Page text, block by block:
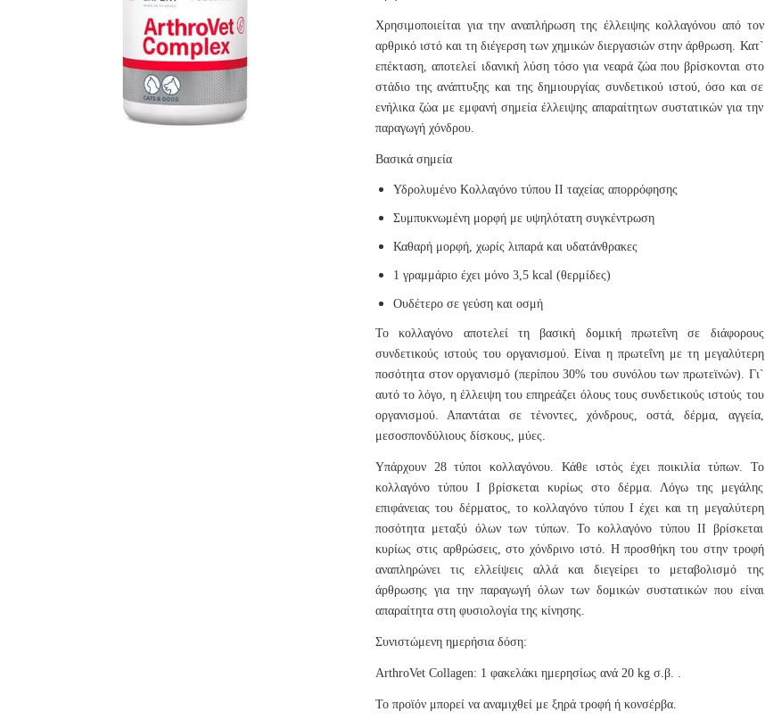
Χρησιμοποιείται για την αναπλήρωση της έλλειψης κολλαγόνου από τον
αρθρικό ιστό και τη διέγερση των χημικών διεργασιών στην άρθρωση. Κατ`
επέκταση, αποτελεί ιδανική λύση τόσο για νεαρά ζώα που βρίσκονται στο
στάδιο της ανάπτυξης και της δημιουργίας συνδετικού ιστού, όσο και σε
ενήλικα ζώα με εμφανή σημεία έλλειψης απαραίτητων συστατικών για την
παραγωγή χόνδρου.
Βασικά σημεία
Υδρολυμένο Κολλαγόνο τύπου ΙΙ ταχείας απορρόφησης
Συμπυκνωμένη μορφή με υψηλότατη συγκέντρωση
Καθαρή μορφή, χωρίς λιπαρά και υδατάνθρακες
1 γραμμάριο έχει μόνο 3,5 kcal (θερμίδες)
Ουδέτερο σε γεύση και οσμή
Το κολλαγόνο αποτελεί τη βασική δομική πρωτεΐνη σε διάφορους
συνδετικούς ιστούς του οργανισμού. Είναι η πρωτεΐνη με τη μεγαλύτερη
ποσότητα στον οργανισμό (περίπου 30% του συνόλου των πρωτεϊνών). Γι`
αυτό το λόγο, η έλλειψη του επηρεάζει όλους τους συνδετικούς ιστούς του
οργανισμού. Απαντάται σε τένοντες, χόνδρους, οστά, δέρμα, αγγεία,
μεσοσπονδύλιους δίσκους, μύες.
Υπάρχουν 28 τύποι κολλαγόνου. Κάθε ιστός έχει ποικιλία τύπων. Το
κολλαγόνο τύπου Ι βρίσκεται κυρίως στο δέρμα. Λόγω της μεγάλης
επιφάνειας του δέρματος, το κολλαγόνο τύπου Ι έχει και τη μεγαλύτερη
ποσότητα μεταξύ όλων των τύπων. Το κολλαγόνο τύπου ΙΙ βρίσκεται
κυρίως στις αρθρώσεις, στο χόνδρινο ιστό. Η προσθήκη του στην τροφή
αναπληρώνει τις ελλείψεις αλλά και διεγείρει το μεταβολισμό της
άρθρωσης για την παραγωγή όλων των δομικών συστατικών που είναι
απαραίτητα στη φυσιολογία της κίνησης.
Συνιστώμενη ημερήσια δόση:
ArthroVet Collagen: 1 φακελάκι ημερησίως ανά 20 kg σ.β. .
Το προϊόν μπορεί να αναμιχθεί με ξηρά τροφή ή κονσέρβα.